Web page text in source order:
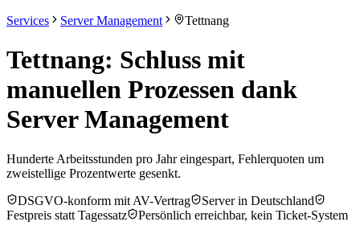
Services Server Management Tettnang
Tettnang: Schluss mit
manuellen Prozessen dank
Server Management
Hunderte Arbeitsstunden pro Jahr eingespart, Fehlerquoten um
zweistellige Prozentwerte gesenkt.
DSGVO-konform mit AV-Vertrag
Server in Deutschland
Festpreis statt Tagessatz
Persönlich erreichbar, kein Ticket-System